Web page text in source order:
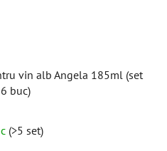
vin alb Angela 185ml (set
buc)
medie
(>5 set)